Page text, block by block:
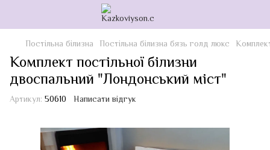
Постільна білизна Постільна білизна бязь голд люкс
Комплект постільної білизни
двоспальний "Лондонський міст"
Артикул: 50610 Написати відгук